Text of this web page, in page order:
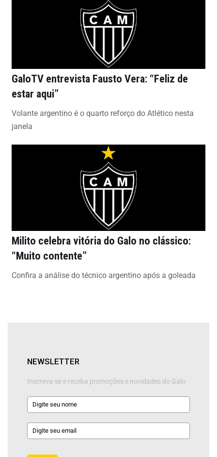
GaloTV entrevista Fausto Vera: “Feliz de
estar aqui”
Volante argentino é o quarto reforço do Atlético nesta
janela
Milito celebra vitória do Galo no clássico:
“Muito contente”
Confira a análise do técnico argentino após a goleada
NEWSLETTER
Inscreva-se e receba promoções e novidades do Galo